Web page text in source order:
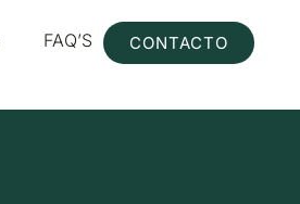
FAQ’S CONTACTO